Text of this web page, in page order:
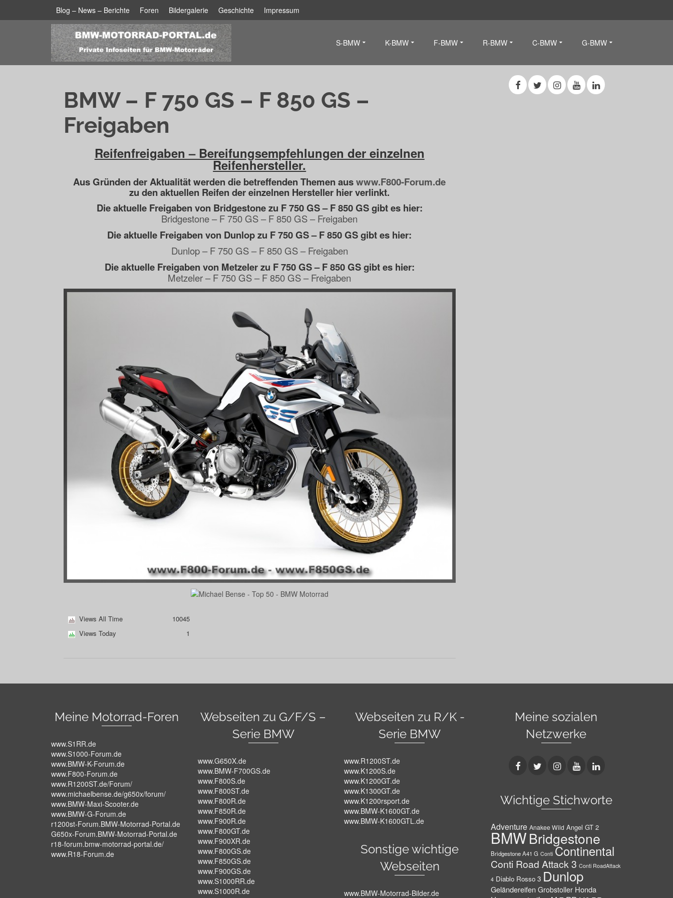
Blog – News – Berichte Foren Bildergalerie Geschichte Impressum
S-BMW K-BMW F-BMW R-BMW C-BMW G-BMW
BMW – F 750 GS – F 850 GS –
Freigaben
Reifenfreigaben – Bereifungsempfehlungen der einzelnen
Reifenhersteller.
Aus Gründen der Aktualität werden die betreffenden Themen auswww.F800-Forum.de
zu den aktuellen Reifen der einzelnen Hersteller hier verlinkt.
Die aktuelle Freigaben von Bridgestone zu F 750 GS – F 850 GS gibt es hier:
Bridgestone – F 750 GS – F 850 GS – Freigaben
Die aktuelle Freigaben von Dunlop zu F 750 GS – F 850 GS gibt es hier:
Dunlop – F 750 GS – F 850 GS – Freigaben
Die aktuelle Freigaben von Metzeler zu F 750 GS – F 850 GS gibt es hier:
Metzeler – F 750 GS – F 850 GS – Freigaben
Views All Time
10045
Views Today
1
Meine Motorrad-Foren
www.S1RR.de
www.S1000-Forum.de
www.BMW-K-Forum.de
www.F800-Forum.de
www.R1200ST.de/Forum/
www.michaelbense.de/g650x/forum/
www.BMW-Maxi-Scooter.de
www.BMW-G-Forum.de
r1200st-Forum.BMW-Motorrad-Portal.de
G650x-Forum.BMW-Motorrad-Portal.de
r18-forum.bmw-motorrad-portal.de/
www.R18-Forum.de
Webseiten zu G/F/S –
Serie BMW
www.G650X.de
www.BMW-F700GS.de
www.F800S.de
www.F800ST.de
www.F800R.de
www.F850R.de
www.F900R.de
www.F800GT.de
www.F900XR.de
www.F800GS.de
www.F850GS.de
www.F900GS.de
www.S1000RR.de
www.S1000R.de
Webseiten zu R/K -
Serie BMW
www.R1200ST.de
www.K1200S.de
www.K1200GT.de
www.K1300GT.de
www.K1200rsport.de
www.BMW-K1600GT.de
www.BMW-K1600GTL.de
Sonstige wichtige
Webseiten
www.BMW-Motorrad-Bilder.de
Meine sozialen
Netzwerke
Wichtige Stichworte
Adventure Anakee Wild Angel GT 2
BMWBridgestone
Bridgestone A41 G Conti Continental
Conti Road Attack 3 Conti RoadAttack
4 Diablo Rosso 3 Dunlop
Geländereifen Grobstoller Honda